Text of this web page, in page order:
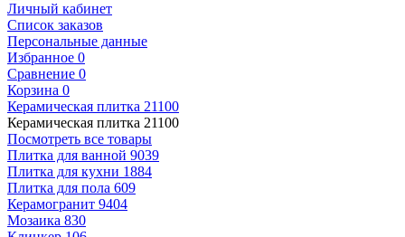
Личный кабинет
Список заказов
Персональные данные
Избранное 0
Сравнение 0
Корзина 0
Керамическая плитка 21100
Керамическая плитка 21100
Посмотреть все товары
Плитка для ванной 9039
Плитка для кухни 1884
Плитка для пола 609
Керамогранит 9404
Мозаика 830